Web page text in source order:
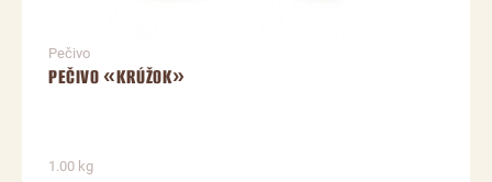
Pečivo
PEČIVO «KRÚŽOK»
1.00 kg